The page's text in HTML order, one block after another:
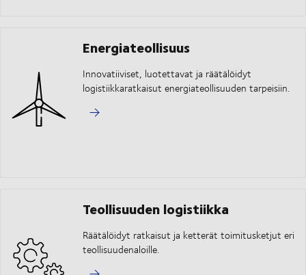
Energiateollisuus
Innovatiiviset, luotettavat ja räätälöidyt
logistiikkaratkaisut energiateollisuuden tarpeisiin.
Teollisuuden logistiikka
Räätälöidyt ratkaisut ja ketterät toimitusketjut eri
teollisuudenaloille.